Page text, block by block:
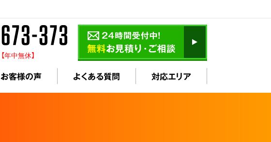
【年中無休】
お客様の声 よくある質問 対応エリア